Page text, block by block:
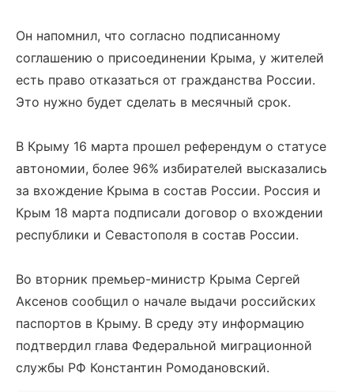
Он напомнил, что согласно подписанному
соглашению о присоединении Крыма, у жителей
есть право отказаться от гражданства России.
Это нужно будет сделать в месячный срок.
В Крыму 16 марта прошел референдум о статусе
автономии, более 96% избирателей высказались
за вхождение Крыма в состав России. Россия и
Крым 18 марта подписали договор о вхождении
республики и Севастополя в состав России.
Во вторник премьер-министр Крыма Сергей
Аксенов сообщил о начале выдачи российских
паспортов в Крыму. В среду эту информацию
подтвердил глава Федеральной миграционной
службы РФ Константин Ромодановский.